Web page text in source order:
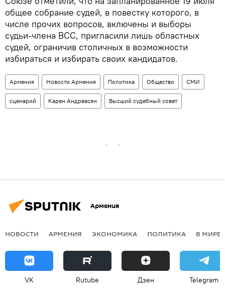
общее собрание судей, в повестку которого, в
числе прочих вопросов, включены и выборы
судьи-члена ВСС, пригласили лишь областных
судей, ограничив столичных в возможности
избираться и избирать своих кандидатов.
Армения Новости Армения Политика Общество СМИ
сценарий Карен Андреасян Высший судебный совет
Армения
НОВОСТИ АРМЕНИЯ ЭКОНОМИКА ПОЛИТИКА В МИРЕ
VK Rutube Дзен Telegram